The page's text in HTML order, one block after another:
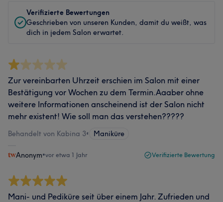
Verifizierte Bewertungen
Geschrieben von unseren Kunden, damit du weißt, was
dich in jedem Salon erwartet.
Zur vereinbarten Uhrzeit erschien im Salon mit einer
Bestätigung vor Wochen zu dem Termin.Aaaber ohne
weitere Informationen anscheinend ist der Salon nicht
mehr existent! Wie soll man das verstehen?????
Behandelt von Kabina 3• Maniküre
Anonym•vor etwa 1 Jahr Verifizierte Bewertung
Mani- und Pediküre seit über einem Jahr. Zufrieden und